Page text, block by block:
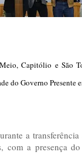
Capitólio e São
do Governo Presente
a
com a presença